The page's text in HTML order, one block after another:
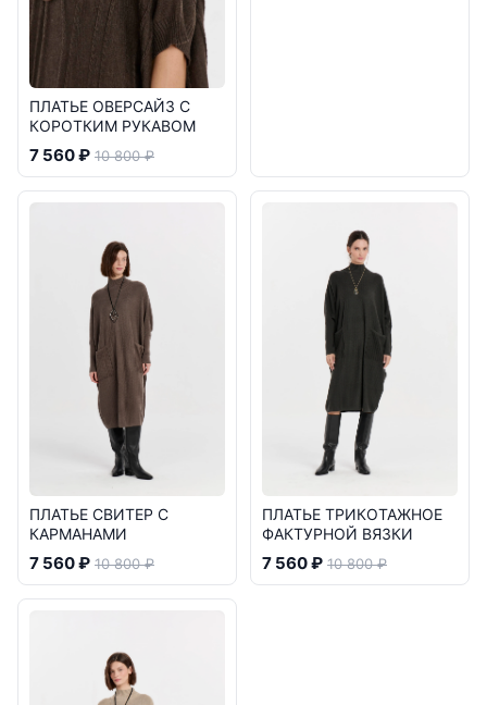
ПЛАТЬЕ ОВЕРСАЙЗ С
КОРОТКИМ РУКАВОМ
7 560 ₽ 10 800 ₽
ПЛАТЬЕ СВИТЕР С
КАРМАНАМИ
7 560 ₽ 10 800 ₽
ПЛАТЬЕ ТРИКОТАЖНОЕ
ФАКТУРНОЙ ВЯЗКИ
7 560 ₽ 10 800 ₽